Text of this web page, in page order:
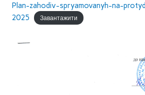
Plan-zahodiv-spryamovanyh-na-
2025
Завантажити